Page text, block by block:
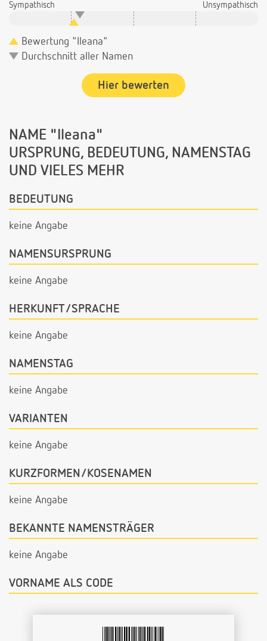
Sympathisch Unsympathisch
Bewertung "Ileana"
Durchschnitt aller Namen
Hier bewerten
NAME "Ileana"
URSPRUNG, BEDEUTUNG, NAMENSTAG
UND VIELES MEHR
BEDEUTUNG
keine Angabe
NAMENSURSPRUNG
keine Angabe
HERKUNFT/SPRACHE
keine Angabe
NAMENSTAG
keine Angabe
VARIANTEN
keine Angabe
KURZFORMEN/KOSENAMEN
keine Angabe
BEKANNTE NAMENSTRÄGER
keine Angabe
VORNAME ALS CODE